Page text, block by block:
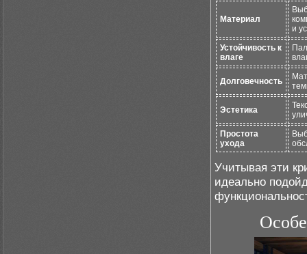
Материал
и
Устойчивость к
влаге
Долговечность
Эстетика
Простота
ухода
Учитывая эти
идеально